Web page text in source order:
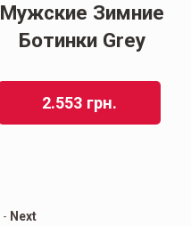
Мужские Зимние
Ботинки Grey
2.553 грн.
- Next